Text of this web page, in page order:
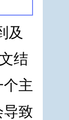
及
结
主
导致